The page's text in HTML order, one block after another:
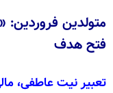
متولدین
فتح هدف
تعبیر نیت عاطفی،